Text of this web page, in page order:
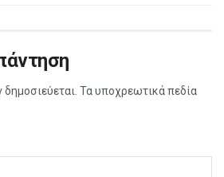
Τα υποχρεωτικά πεδία